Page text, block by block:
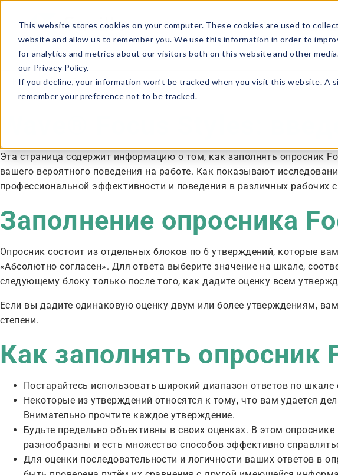
This website stores cookies on your computer. These cookies are used to
website and allow us to remember you. We use this information in order to
for analytics and metrics about our visitors both on this website and other
our Privacy Policy.
If you decline, your information won’t be tracked when you visit this website. A
remember your preference not to be tracked.
Solutions
Wave® Focus Styles:
Эта страница содержит информацию о том, как заполнять опросник
вашего вероятного поведения на работе. Как показывают
профессиональной эффективности и поведения в различных рабочих
Заполнение опросника
Опросник состоит из отдельных блоков по 6 утверждений, которые
«Абсолютно согласен». Для ответа выберите значение на шкале,
следующему блоку только после того, как дадите оценку всем
Если вы дадите одинаковую оценку двум или более утверждениям,
степени.
Как заполнять опросник
Постарайтесь использовать широкий диапазон ответов по
Некоторые из утверждений относятся к тому, что вам удается
Внимательно прочтите каждое утверждение.
Будьте предельно объективны в своих оценках. В этом
разнообразны и есть множество способов эффективно
Для оценки последовательности и логичности ваших ответов в